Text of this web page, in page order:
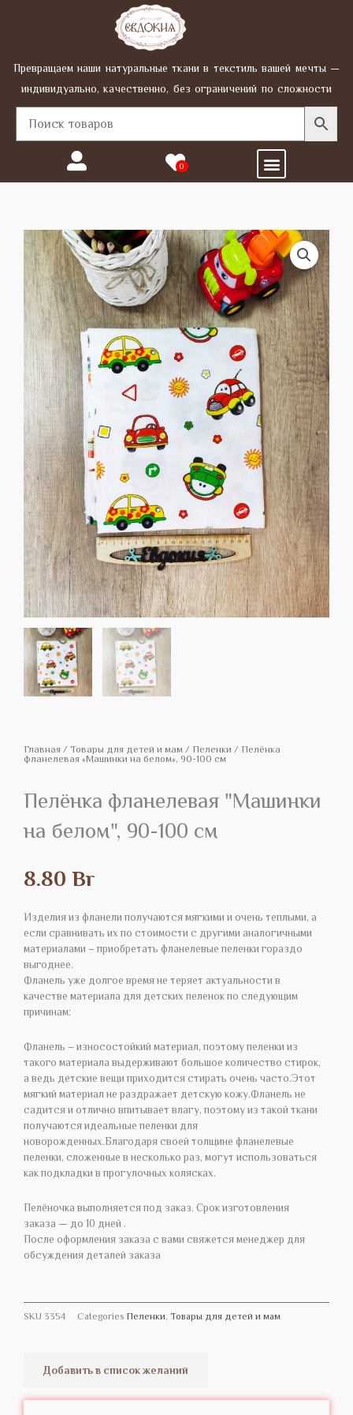
Превращаем наши натуральные ткани в текстиль вашей мечты —
индивидуально, качественно, без ограничений по сложности
0 Menu
Главная / Товары для детей и мам / Пеленки / Пелёнка
фланелевая «Машинки на белом», 90-100 см
Пелёнка фланелевая "Машинки
на белом", 90-100 см
8.80 Br
Изделия из фланели получаются мягкими и очень теплыми, а
если сравнивать их по стоимости с другими аналогичными
материалами – приобретать фланелевые пеленки гораздо
выгоднее.
Фланель уже долгое время не теряет актуальности в
качестве материала для детских пеленок по следующим
причинам:
Фланель – износостойкий материал, поэтому пеленки из
такого материала выдерживают большое количество стирок,
а ведь детские вещи приходится стирать очень часто.Этот
мягкий материал не раздражает детскую кожу.Фланель не
садится и отлично впитывает влагу, поэтому из такой ткани
получаются идеальные пеленки для
новорожденных.Благодаря своей толщине фланелевые
пеленки, сложенные в несколько раз, могут использоваться
как подкладки в прогулочных колясках.
Пелёночка выполняется под заказ. Срок изготовления
заказа — до 10 дней .
После оформления заказа с вами свяжется менеджер для
обсуждения деталей заказа
SKU 3354 Categories Пеленки, Товары для детей и мам
Добавить в список желаний